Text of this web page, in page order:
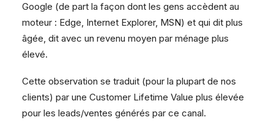
Google (de part la façon dont les gens accèdent au
moteur : Edge, Internet Explorer, MSN) et qui dit plus
âgée, dit avec un revenu moyen par ménage plus
élevé.
Cette observation se traduit (pour la plupart de nos
clients) par une Customer Lifetime Value plus élevée
pour les leads/ventes générés par ce canal.